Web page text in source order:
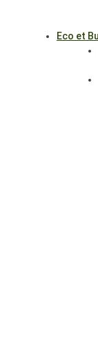
Eco et